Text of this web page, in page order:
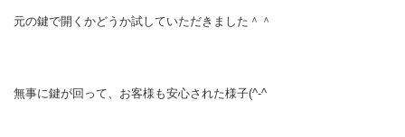
元の鍵で開くかどうか試していただきました＾＾
無事に鍵が回って、お客様も安心された様子(^-^